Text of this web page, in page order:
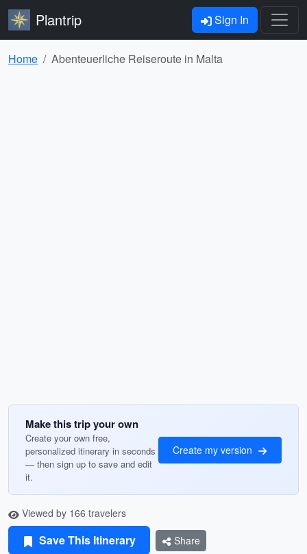
Plantrip Sign In
Home Abenteuerliche Reiseroute in Malta
Make this trip your own
Create your own free,
personalized itinerary in seconds
— then sign up to save and edit
it.
Create my version
Viewed by 166 travelers
Save This Itinerary Share